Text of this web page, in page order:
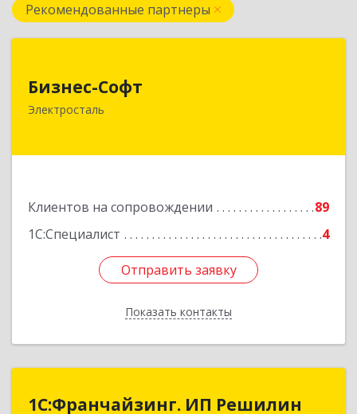
Рекомендованные партнеры
Бизнес-Софт
Электросталь
Клиентов на сопровождении
89
1С:Специалист
4
Отправить заявку
Показать контакты
144000, Московская обл, Электросталь г, Карла
Подробнее
Отправить заявку
Назад
1С:Франчайзинг. ИП Решилин
1С:Франчайзинг. ИП Решилин